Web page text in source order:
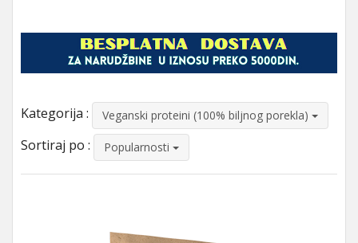
Kategorija : Veganski proteini (100% biljnog porekla)
Sortiraj po : Popularnosti